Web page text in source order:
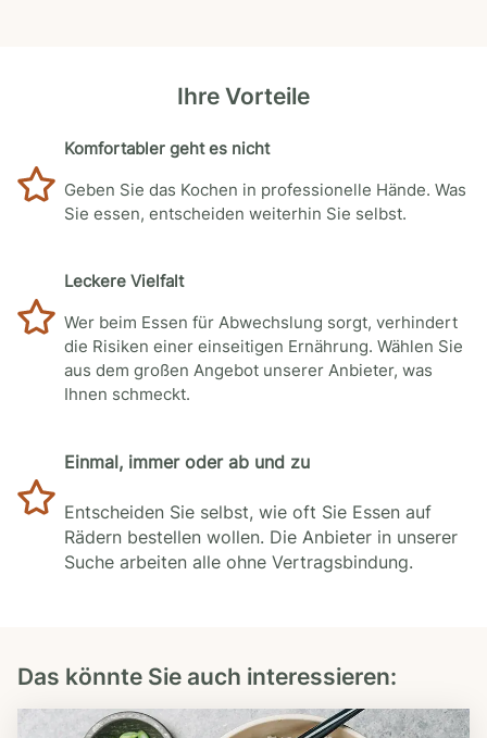
Ihre Vorteile
Komfortabler geht es nicht
Geben Sie das Kochen in professionelle Hände. Was
Sie essen, entscheiden weiterhin Sie selbst.
Leckere Vielfalt
Wer beim Essen für Abwechslung sorgt, verhindert
die Risiken einer einseitigen Ernährung. Wählen Sie
aus dem großen Angebot unserer Anbieter, was
Ihnen schmeckt.
Einmal, immer oder ab und zu
Entscheiden Sie selbst, wie oft Sie Essen auf
Rädern bestellen wollen. Die Anbieter in unserer
Suche arbeiten alle ohne Vertragsbindung.
Das könnte Sie auch interessieren: